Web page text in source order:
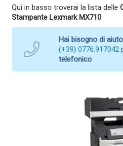
Qui in basso troverai la lista delle
Stampante Lexmark MX710
Hai bisogno di
(+39) 0776.917042
telefonico